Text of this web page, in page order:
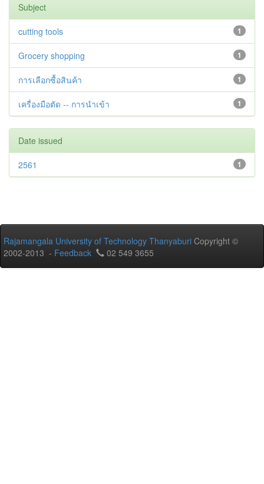
Subject
1
cutting tools
1
Grocery shopping
1
การเลือกซื้อสินค้า
1
เครื่องมือตัด -- การนำเข้า
Date issued
1
2561
Rajamangala University of Technology Thanyaburi Copyright ©
2002-2013 - Feedback 02 549 3655